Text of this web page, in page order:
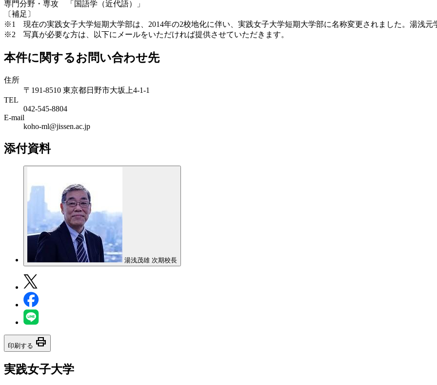
専門分野・専攻 「国語学（近代語）」
〔補足〕
※1 現在の実践女子大学短期大学部は、2014年の2校地化に伴い、実践女子大学短期大学部に名称変更されました。湯浅元
※2 写真が必要な方は、以下にメールをいただければ提供させていただきます。
本件に関するお問い合わせ先
住所
〒191-8510 東京都日野市大坂上4-1-1
TEL
042-545-8804
E-mail
koho-ml@jissen.ac.jp
添付資料
湯浅茂雄 次期校長
印刷する print
実践女子大学